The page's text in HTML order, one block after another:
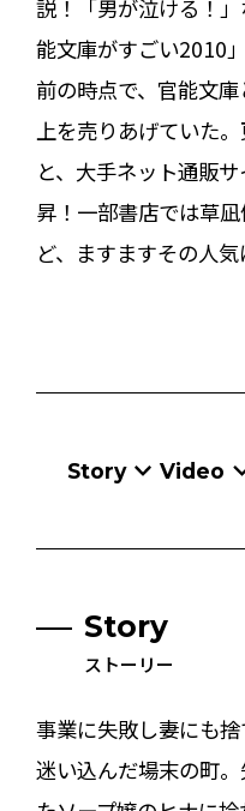
説！「男が泣ける！
能文庫がすごい2010
前の時点で、官能文
上を売りあげていた
と、大手ネット通販
昇！一部書店では草
ど、ますますその人気
Story Video
Story
ストーリー
事業に失敗し妻にも
迷い込んだ場末の町